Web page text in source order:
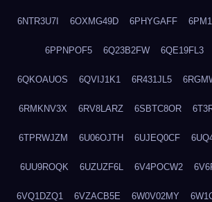
6NTR3U7I 6OXMG49D 6PHYGAFF
6PPNPOF5 6Q23B2FW 6QE19FL3
6QKOAUOS 6QVIJ1K1 6R431JL5
6RMKNV3X 6RV8LARZ 6SBTC8OR
6TPRWJZM 6U06OJTH 6UJEQ0CF
6UU9ROQK 6UZUZF6L 6V4POCW2
6VQ1DZQ1 6VZACB5E 6W0V02MY